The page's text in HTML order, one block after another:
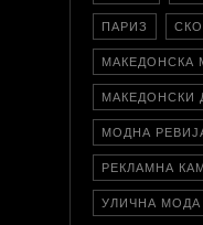
ПАРИЗ
МАКЕДОНСКА
МАКЕДОНСКИ
МОДНА
РЕКЛАМНА
УЛИЧНА МОДА